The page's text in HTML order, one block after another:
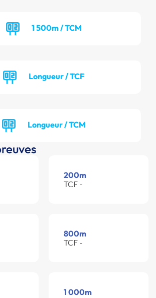
1 500m / TCM
Longueur / TCF
Longueur / TCM
200m
TCF -
800m
TCF -
1 000m